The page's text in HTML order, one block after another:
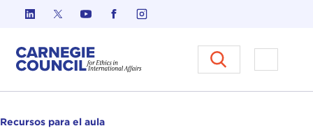
Ir al contenido
Carnegie Council sobre Ética
Abrir el
Recursos para el aula